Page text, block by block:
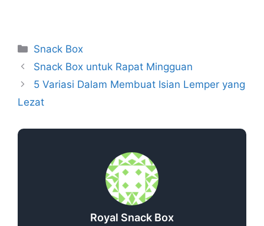
Snack Box
Snack Box untuk Rapat Mingguan
5 Variasi Dalam Membuat Isian Lemper yang
Lezat
Royal Snack Box